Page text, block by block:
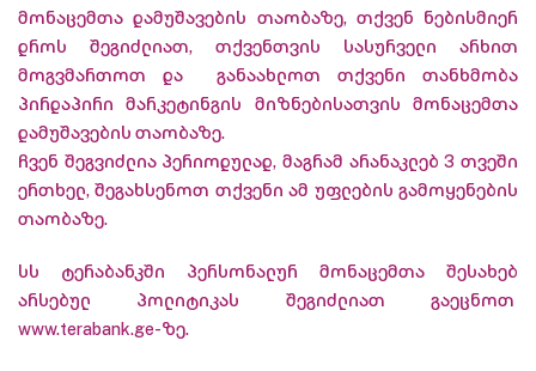
მონაცემთა დამუშავების თაობაზე, თქვენ ნებისმიერ
დროს შეგიძლიათ, თქვენთვის სასურველი არხით
მოგვმართოთ და განაახლოთ თქვენი თანხმობა
პირდაპირი მარკეტინგის მიზნებისათვის მონაცემთა
დამუშავების თაობაზე.
ჩვენ შეგვიძლია პერიოდულად, მაგრამ არანაკლებ 3 თვეში
ერთხელ, შეგახსენოთ თქვენი ამ უფლების გამოყენების
თაობაზე.
სს ტერაბანკში პერსონალურ მონაცემთა შესახებ
არსებულ პოლიტიკას შეგიძლიათ გაეცნოთ
www.terabank.ge-ზე.